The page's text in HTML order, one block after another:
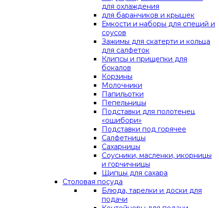
для охлаждения
для баранчиков и крышек
Емкости и наборы для специй и
соусов
Зажимы для скатерти и кольца
для салфеток
Клипсы и прищепки для
бокалов
Корзины
Молочники
Папильотки
Пепельницы
Подставки для полотенец
«ошибори»
Подставки под горячее
Салфетницы
Сахарницы
Соусники, масленки, икорницы
и горчичницы
Щипцы для сахара
Столовая посуда
Блюда, тарелки и доски для
подачи